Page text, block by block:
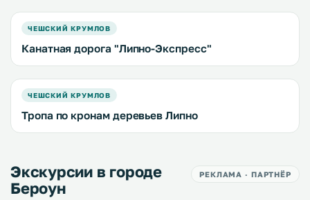
ЧЕШСКИЙ КРУМЛОВ
Канатная дорога "Липно-Экспресс"
ЧЕШСКИЙ КРУМЛОВ
Тропа по кронам деревьев Липно
Экскурсии в городе
Бероун
РЕКЛАМА · ПАРТНЁР